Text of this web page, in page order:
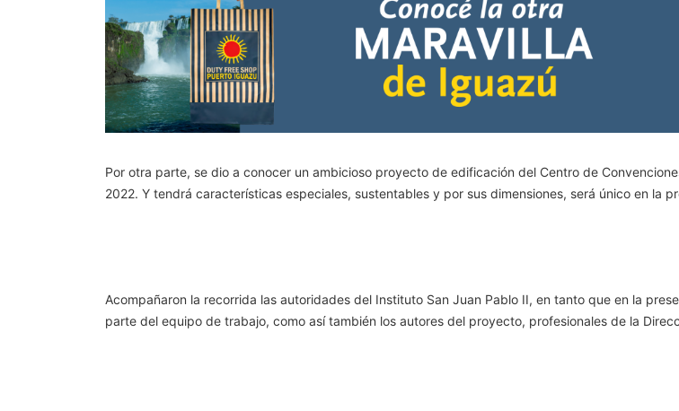
Por otra parte, se dio a conocer un ambicioso proyecto de edificación del Centro de
2022. Y tendrá características especiales, sustentables y por sus dimensiones, será único en la
Acompañaron la recorrida las autoridades del Instituto San Juan Pablo II, en tanto que en la
parte del equipo de trabajo, como así también los autores del proyecto, profesionales de la